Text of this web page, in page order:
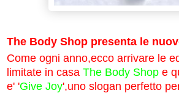
The Body Shop presenta le
Come ogni anno,ecco arrivare le
limitate in casa The Body Shop e
e' 'Give Joy',uno slogan perfetto